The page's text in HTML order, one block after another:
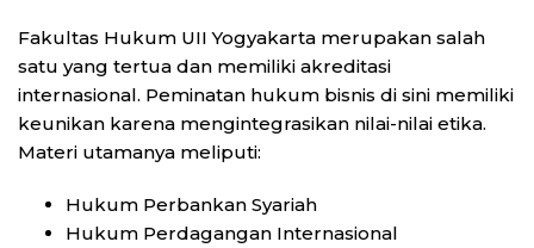
Fakultas Hukum UII Yogyakarta merupakan salah
satu yang tertua dan memiliki akreditasi
internasional. Peminatan hukum bisnis di sini memiliki
keunikan karena mengintegrasikan nilai-nilai etika.
Materi utamanya meliputi:
Hukum Perbankan Syariah
Hukum Perdagangan Internasional